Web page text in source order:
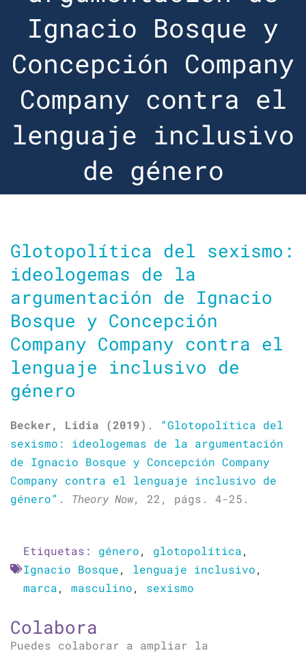
Ignacio Bosque y
Concepción Company
Company contra el
lenguaje inclusivo
de género
Glotopolítica del sexismo:
ideologemas de la
argumentación de Ignacio
Bosque y Concepción
Company Company contra el
lenguaje inclusivo de
género
Becker, Lidia (2019) . “Glotopolítica del
sexismo: ideologemas de la argumentación
de Ignacio Bosque y Concepción Company
Company contra el lenguaje inclusivo de
género” . Theory Now, 22, págs. 4-25.
Etiquetas: género, glotopolítica,
Ignacio Bosque, lenguaje inclusivo,
marca, masculino, sexismo
Colabora
Puedes colaborar a ampliar la